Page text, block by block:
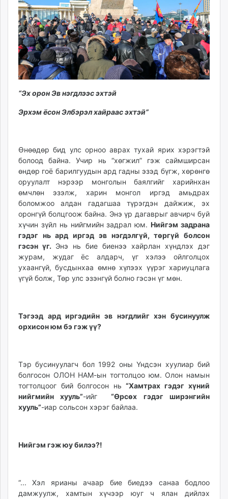
ikon.mn
mnb.mn
Livetv.mn
Eguur.mn
24tsag.mn
shuud.mn
ergelt.mn
zarig.mn
mminfo.mn
ugluu.mn
urlag.mn
unen.mn
asu.mn
shudarga.mn
shuurhai.mn
unuudur.mn
isee.mn
mglradio.com
fact.mn
shuum.mn
times.mn
unegui.mn
assa.mn
toim.mn
“Эх орон Эв нэгдлээс эхтэй
Эрхэм ёсон Элбэрэл хайраас эхтэй”
Өнөөдөр бид улс орноо аврах тухай ярих хэрэгтэй
болоод байна. Учир нь “хөгжил” гэж саймширсан
өндөр гоё барилгуудын ард гадны эзэд бүгж, хөрөнгө
оруулалт нэрээр монголын баялгийг харийнхан
өмчлөн эзэлж, харин монгол иргэд амьдрах
боломжоо алдан гадагшаа түрэгдэн дайжиж, эх
оронгүй болцгоож байна. Энэ үр дагаврыг авчирч буй
хүчин зүйл нь нийгмийн задрал юм. Нийгэм задрана
гэдэг нь ард иргэд эв нэгдэлгүй, төргүй болсон
гэсэн үг. Энэ нь бие биенээ хайрлан хүндлэх дэг
журам, жудаг ёс алдарч, үг хэлээ ойлголцох
ухаангүй, бусдынхаа өмнө хүлээх үүрэг хариуцлага
үгүй болж, Төр улс эзэнгүй болно гэсэн үг мөн.
Тэгээд ард иргэдийн эв нэгдлийг хэн бусинуулж
орхисон юм бэ гэж үү?
Тэр бусинуулагч бол 1992 оны Үндсэн хуулиар бий
болгосон ОЛОН НАМ-ын тогтолцоо юм. Олон намын
тогтолцоог бий болгосон нь “Хамтрах гэдэг хүний
нийгмийн хууль”-ийг “Өрсөх гэдэг ширэнгийн
хууль”-иар сольсон хэрэг байлаа.
Нийгэм гэж юу билээ?!
“... Хэл ярианы ачаар бие биедээ санаа бодлоо
дамжуулж, хамтын хүчээр юуг ч ялан дийлэх